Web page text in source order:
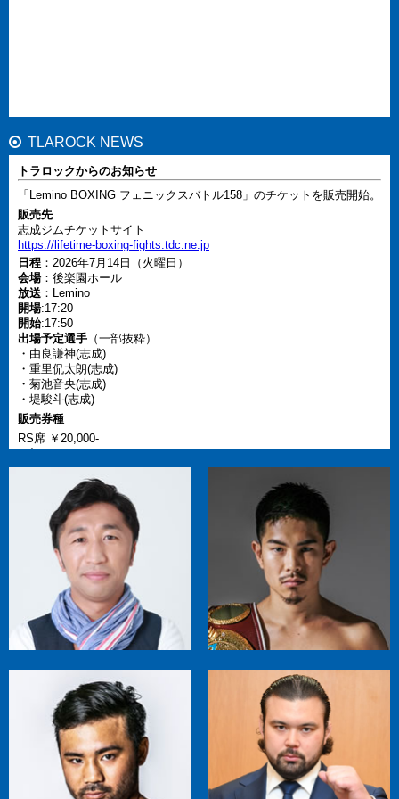
TLAROCK NEWS
トラロックからのお知らせ
「Lemino BOXING フェニックスバトル158」のチケットを販売開始。
販売先
志成ジムチケットサイト
https://lifetime-boxing-fights.tdc.ne.jp
日程 ：2026年7月14日（火曜日）
会場：後楽園ホール
放送 ：Lemino
開場:17:20
開始:17:50
出場予定選手 （一部抜粋）
・由良謙神(志成)
・重里侃太朗(志成)
・菊池音央(志成)
・堤駿斗(志成)
販売券種
RS席 ￥20,000-
S席 ￥15,000-
A席 ￥10,000-
B席 ￥6,000-
問い合わせ
03-6820-9313 トラロックエンターテインメント株式会社